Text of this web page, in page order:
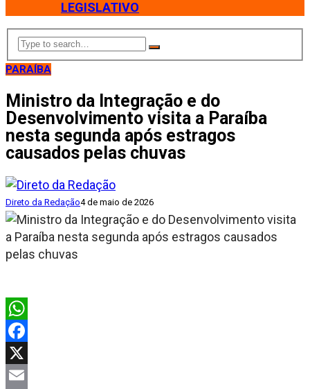
LEGISLATIVO
PARAÍBA
Ministro da Integração e do
Desenvolvimento visita a Paraíba
nesta segunda após estragos
causados pelas chuvas
Direto da Redação4 de maio de 2026
WhatsApp
Facebook
X